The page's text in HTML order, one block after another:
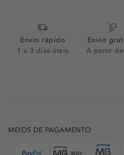
Envio rápido
1 a 3 dias úteis
Envio
A partir
MEIOS DE PAGAMENTO